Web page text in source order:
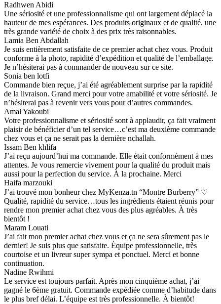
Radhwen Abidi
Une sériosité et une professionnalisme qui ont largement déplacé la
hauteur de mes espérances. Des produits originaux et de qualité, une
très grande variété de choix à des prix très raisonnables.
Lamia Ben Abdallah
Je suis entièrement satisfaite de ce premier achat chez vous. Produit
conforme à la photo, rapidité d’expédition et qualité de l’emballage.
Je n’hésiterai pas à commander de nouveau sur ce site.
Sonia ben lotfi
Commande bien reçue, j’ai été agréablement surprise par la rapidité
de la livraison. Grand merci pour votre amabilité et votre sériosité. Je
n’hésiterai pas à revenir vers vous pour d’autres commandes.
Amal Yakoubi
Votre professionnalisme et sériosité sont à applaudir, ça fait vraiment
plaisir de bénéficier d’un tel service…c’est ma deuxième commande
chez vous et ça ne serait pas la dernière nchallah.
Issam Ben khlifa
J’ai reçu aujourd’hui ma commande. Elle était conformément à mes
attentes. Je vous remercie vivement pour la qualité du produit mais
aussi pour la perfection du service. À la prochaine. Merci
Haifa marzouki
J’ai trouvé mon bonheur chez MyKenza.tn “Montre Burberry” ♡
Qualité, rapidité du service…tous les ingrédients étaient réunis pour
rendre mon premier achat chez vous des plus agréables. À très
bientôt !
Maram Louati
J’ai fait mon premier achat chez vous et ça ne sera sûrement pas le
dernier! Je suis plus que satisfaite. Équipe professionnelle, très
courtoise et un livreur super sympa et ponctuel. Merci et bonne
continuation.
Nadine Rwihmi
Le service est toujours parfait. Après mon cinquième achat, j’ai
gagné le 6ème gratuit. Commande expédiée comme d’habitude dans
le plus bref délai. L’équipe est très professionnelle. À bientôt!